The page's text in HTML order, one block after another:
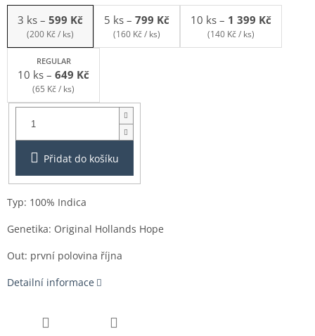
3 ks – 599 Kč
(200 Kč / ks)
5 ks – 799 Kč
(160 Kč / ks)
10 ks – 1 399 Kč
(140 Kč / ks)
REGULAR
10 ks – 649 Kč
(65 Kč / ks)
Balení:
Přidat do košíku
Typ: 100% Indica
Genetika: Original Hollands Hope
Out: první polovina října
Detailní informace